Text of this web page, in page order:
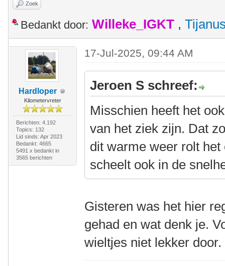
Zoek
Bedankt door: Willeke_IGKT ,
Hardloper
Kilometervreter
Berichten: 4.192
Topics: 132
Lid sinds: Apr 2023
Bedankt: 4665
5491 x bedankt in
3565 berichten
17-Jul-2025, 09:44 AM
Jeroen S schreef:
Misschien heeft het
van het ziek zijn. Dat
dit warme weer rolt
scheelt ook in de
Gisteren was het hier
gehad en wat denk je.
wieltjes niet lekker door.